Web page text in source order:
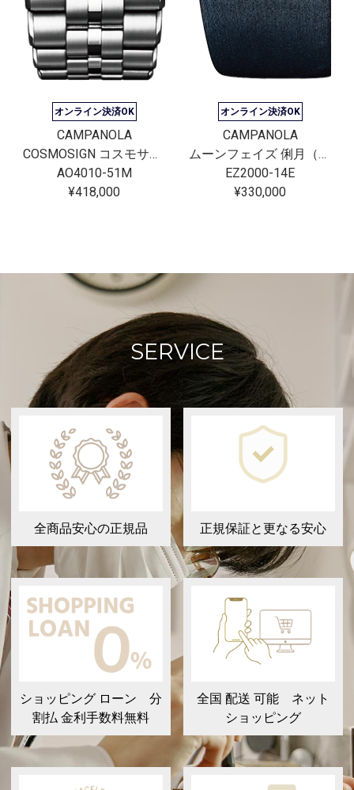
オンライン決済OK
CAMPANOLA
COSMOSIGN コスモサイン
AO4010-51M
¥418,000
オンライン決済OK
CAMPANOLA
ムーンフェイズ 俐月（りつき）
EZ2000-14E
¥330,000
SERVICE
全商品安心の正規品 正規保証と更なる安心
ショッピング ローン 分
割払 金利手数料無料
全国 配送 可能 ネット
ショッピング